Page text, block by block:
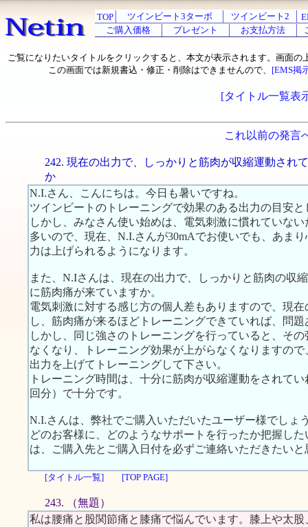
TOP ツインビート3ターボ ツインビート2
ご購入価格
プレゼント お支払方法
ご覧になりたいタイトルをクリックすると、本文が表示されます。画面の
この画面では新規書込・修正・削除はできませんので、 [EMS掲
[タイトル一覧表
これ以前の発言
242. 現在の出力で、しっかりと筋肉が収縮運動され
か
N.I.さん、こんにちは。今日も暑いですね。
ツインビートのトレーニングで効果のある出力の目安
しかし、みなさん使い始めは、電気刺激に慣れていな
多いので、現在、N.I.さんが30mAでお使いでも、あま
力は上げられるようになります。
また、N.Iさんは、現在の出力で、しっかりと筋肉の収
に筋肉痛が来ていますか。
電気刺激に対する感じ方の個人差もありますので、現
し、筋肉痛が来るほどトレーニングできていれば、問
しかし、同じ強さのトレーニングを行っていると、そ
なくなり、トレーニング効果が上がらなくなりますの
出力を上げてトレーニングして下さい。
トレーニング時間は、十分に筋肉が収縮運動をされて
回分）で十分です。
N.I.さんは、弊社でご購入いただいたユーザー様でしょ
どのお客様に、どのようなサポートを行ったか把握し
は、ご購入先とご購入日付を必ずご連絡いただきたいと
[タイトル一覧] [TOP PAGE]
243. （無題）
私は腰痛と股関節痛と膝痛で悩んでいます。膝上や太